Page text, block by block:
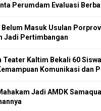
Perumdam Evaluasi
Belum Masuk Usulan
Jadi Pertimbangan
Teater Kaltim Bekali 60
Komunikasi dan
Jadi AMDK